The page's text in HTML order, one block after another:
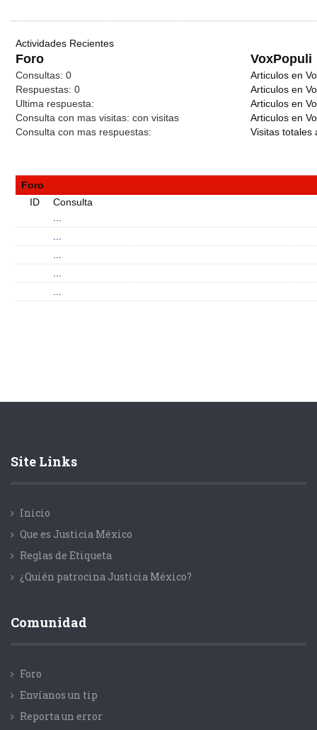
Actividades Recientes
Foro VoxPopuli
Consultas: 0
Respuestas: 0
Ultima respuesta:
Consulta con mas visitas: con visitas
Consulta con mas respuestas:
Articulos en
Articulos en
Articulos en
Articulos en
Visitas totales
Foro
ID
Consulta
Site Links
Inicio
Que es Justicia México
Reglas de Etiqueta
¿Quién patrocina Justicia México?
Comunidad
Foro
Envíanos un tip
Reporta un error